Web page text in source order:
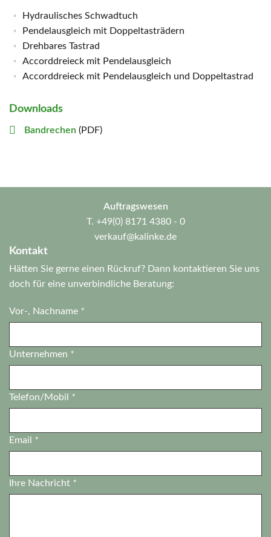
Hydraulisches Schwadtuch
Pendelausgleich mit Doppeltasträdern
Drehbares Tastrad
Accorddreieck mit Pendelausgleich
Accorddreieck mit Pendelausgleich und Doppeltastrad
Downloads
Bandrechen (PDF)
Auftragswesen
T. +49(0) 8171 4380 - 0
verkauf@kalinke.de
Kontakt
Hätten Sie gerne einen Rückruf? Dann kontaktieren Sie uns
doch für eine unverbindliche Beratung:
Vor-, Nachname *
Unternehmen *
Telefon/Mobil *
Email *
Ihre Nachricht *